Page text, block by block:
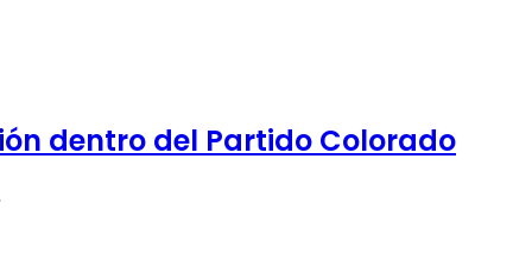
dentro del Partido Colorado